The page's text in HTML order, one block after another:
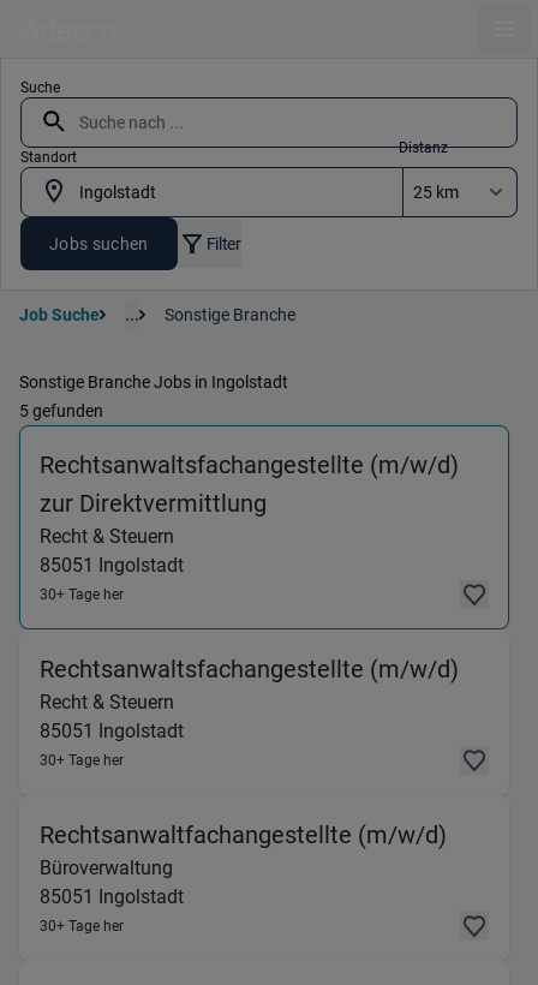
Suche
Standort
Distanz
Jobs suchen Filter
Job Suche ... Sonstige Branche
Sonstige Branche Jobs in Ingolstadt
5 gefunden
Rechtsanwaltsfachangestellte (m/w/d)
zur Direktvermittlung
Recht & Steuern
85051 Ingolstadt
30+ Tage her
Rechtsanwaltsfachangestellte (m/w/d)
Recht & Steuern
85051 Ingolstadt
30+ Tage her
Rechtsanwaltfachangestellte (m/w/d)
Büroverwaltung
85051 Ingolstadt
30+ Tage her